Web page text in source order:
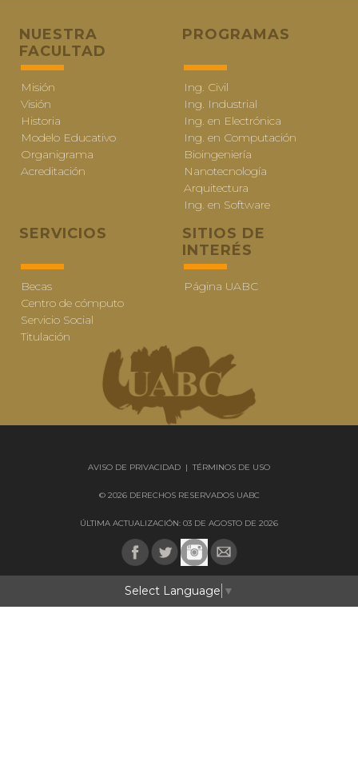
NUESTRA
FACULTAD
Misión
Visión
Historia
Modelo Educativo
Organigrama
Acreditación
PROGRAMAS
Ing. Civil
Ing. Industrial
Ing. en Electrónica
Ing. en Computación
Bioingeniería
Nanotecnología
Arquitectura
Ing. en Software
SERVICIOS
Becas
Centro de cómputo
Servicio Social
Titulación
SITIOS DE
INTERÉS
Página UABC
AVISO DE PRIVACIDAD | TÉRMINOS DE USO
© 2026 DERECHOS RESERVADOS UABC
ÚLTIMA ACTUALIZACIÓN: 03 DE AGOSTO DE 2026
Select Language ▼